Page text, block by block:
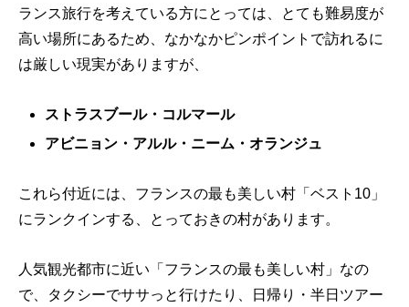
ランス旅行を考えている方にとっては、とても難易度が
高い場所にあるため、なかなかピンポイントで訪れるに
は厳しい現実がありますが、
ストラスブール・コルマール
アビニョン・アルル・ニーム・オランジュ
これら付近には、フランスの最も美しい村「ベスト10」
にランクインする、とっておきの村があります。
人気観光都市に近い「フランスの最も美しい村」なの
で、タクシーでササっと行けたり、日帰り・半日ツアー